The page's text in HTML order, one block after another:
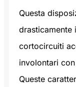
Questa
drasticamente
cortocircuiti
involontari
Queste